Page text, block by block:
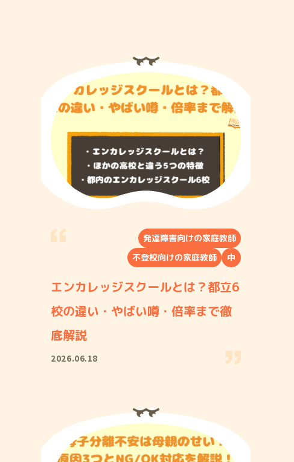
発達障害向けの家庭教師
不登校向けの家庭教師
中
エンカレッジスクールとは？都立6
校の違い・やばい噂・倍率まで徹
底解説
2026.06.18